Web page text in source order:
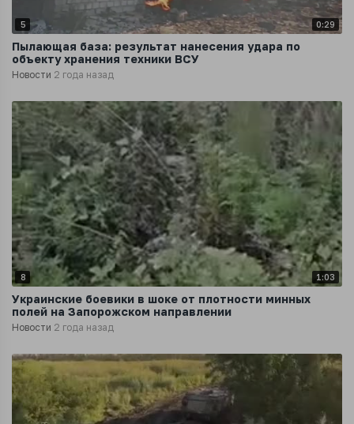
5 0:29
Пылающая база: результат нанесения удара по
объекту хранения техники ВСУ
Новости 2 года назад
8 1:03
Украинские боевики в шоке от плотности минных
полей на Запорожском направлении
Новости 2 года назад